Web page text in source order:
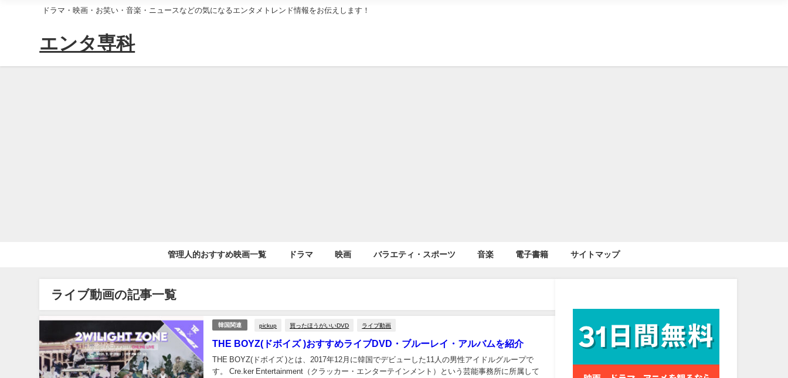
ドラマ・映画・お笑い・音楽・ニュースなどの気になるエンタメトレンド情報をお伝えします！
エンタ専科
管理人的おすすめ映画一覧 ドラマ 映画 バラエティ・スポーツ 音楽 電子書籍 サイトマップ
ライブ動画の記事一覧
韓国関連 pickup 買ったほうがいいDVD ライブ動画
THE BOYZ(ドボイズ )おすすめライブDVD・ブルーレイ・アルバムを紹介
THE BOYZ(ドボイズ )とは、2017年12月に韓国でデビューした11人の男性アイドルグループで
す。 Cre.ker Entertainment（クラッカー・エンターテインメント）という芸能事務所に所属して